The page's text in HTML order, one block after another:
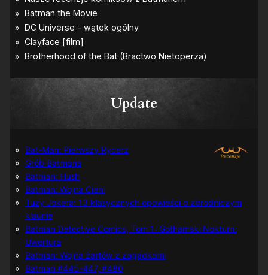
Update
Bat-Man: Pierwszy Rycerz
Grób Batmana
Batman: Hush
Batman: Wojna Cieni
Tuzy Jokera: 13 klasycznych opowieści o zbrodniczym
klaunie
Batman Detective Comics, Tom 1: Gothamski Nokturn:
Uwertura
Batman: Wojna żartów z zagadkami
Batman #445-447, #480